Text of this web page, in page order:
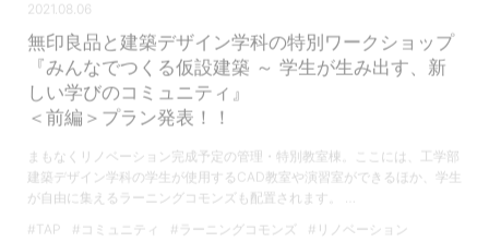
2021.08.06
無印良品と建築デザイン学科の特別ワークショップ
『みんなでつくる仮設建築 ～ 学生が生み出す、新
しい学びのコミュニティ』
＜前編＞プラン発表！！
まもなくリノベーション完成予定の管理・特別教室棟。ここには、工学部
建築デザイン学科の学生が使用するCAD教室や演習室ができるほか、学生
が自由に集えるラーニングコモンズも配置されます。 …
#TAP
#コミュニティ #ラーニングコモンズ
#リノベーション